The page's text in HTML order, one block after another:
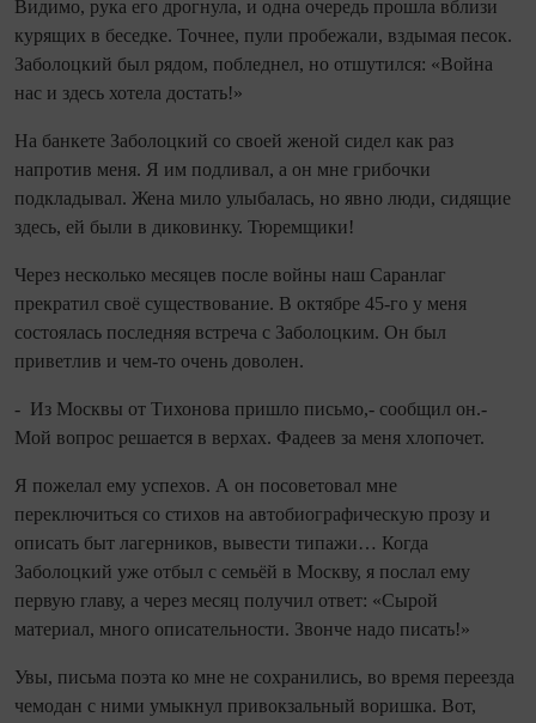
Видимо, рука его дрогнула, и одна очередь прошла вблизи
курящих в беседке. Точнее, пули пробежали, вздымая песок.
Заболоцкий был рядом, побледнел, но отшутился: «Вой­на
нас и здесь хотела достать!»
На банкете Заболоцкий со своей женой сидел как раз
напротив меня. Я им подливал, а он мне грибочки
подкладывал. Жена мило улыбалась, но явно люди, сидящие
здесь, ей были в диковинку. Тюремщики!
Через несколько месяцев после войны наш Саранлаг
прекратил своё существование. В октябре 45‑го у меня
состоялась последняя встреча с Заболоцким. Он был
приветлив и чем‑то очень доволен.
- Из Москвы от Тихонова пришло письмо,- сообщил он.-
Мой вопрос решается в верхах. Фадеев за меня хлопочет.
Я пожелал ему успехов. А он посоветовал мне
переключиться со стихов на автобиографическую прозу и
описать быт лагерников, вывести типажи… Когда
Заболоцкий уже отбыл с семьёй в Москву, я послал ему
первую главу, а через месяц получил ответ: «Сырой
материал, много описательности. Звонче надо писать!»
Увы, письма поэта ко мне не сохранились, во время переезда
чемодан с ними умыкнул привокзальный воришка. Вот,